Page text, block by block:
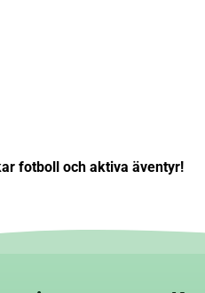
fotboll och aktiva äventyr!